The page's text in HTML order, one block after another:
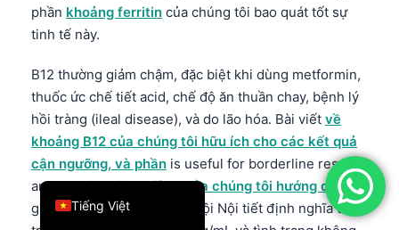
phần khoảng ferritin của chúng tôi bao quát tốt sự
tinh tế này.
B12 thường giảm chậm, đặc biệt khi dùng metformin,
thuốc ức chế tiết acid, chế độ ăn thuần chay, bệnh lý
hồi tràng (ileal disease), và do lão hóa. Bài viết về
khoảng B12 của chúng tôi hữu ích cho các kết quả
cận ngưỡng, và phần is useful for borderline results,
and ourvitamin D riêng của chúng tôi hướng dẫn
giải thích vì sao Holick và Hội Nội tiết định nghĩa tình
Tiếng Việt
English
Deutsch
العربية
Français
Italiano